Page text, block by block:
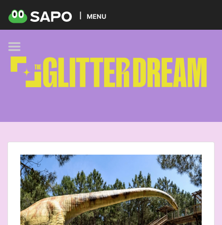
MENU
HOME
PODCAST
GLITTER BRANDS
KIDS
TREND
BEAUTY
PETS
MUSIC